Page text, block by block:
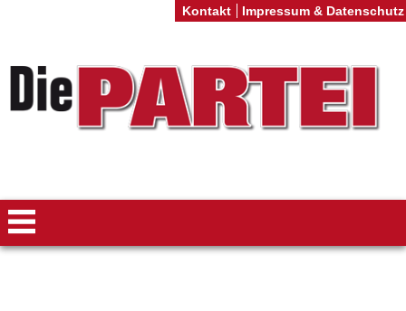
Kontakt Impressum & Datenschutz